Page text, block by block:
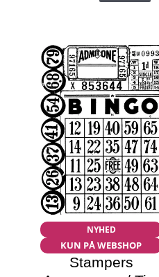
NYHED
KUN PÅ WEBSHOP
Stampers